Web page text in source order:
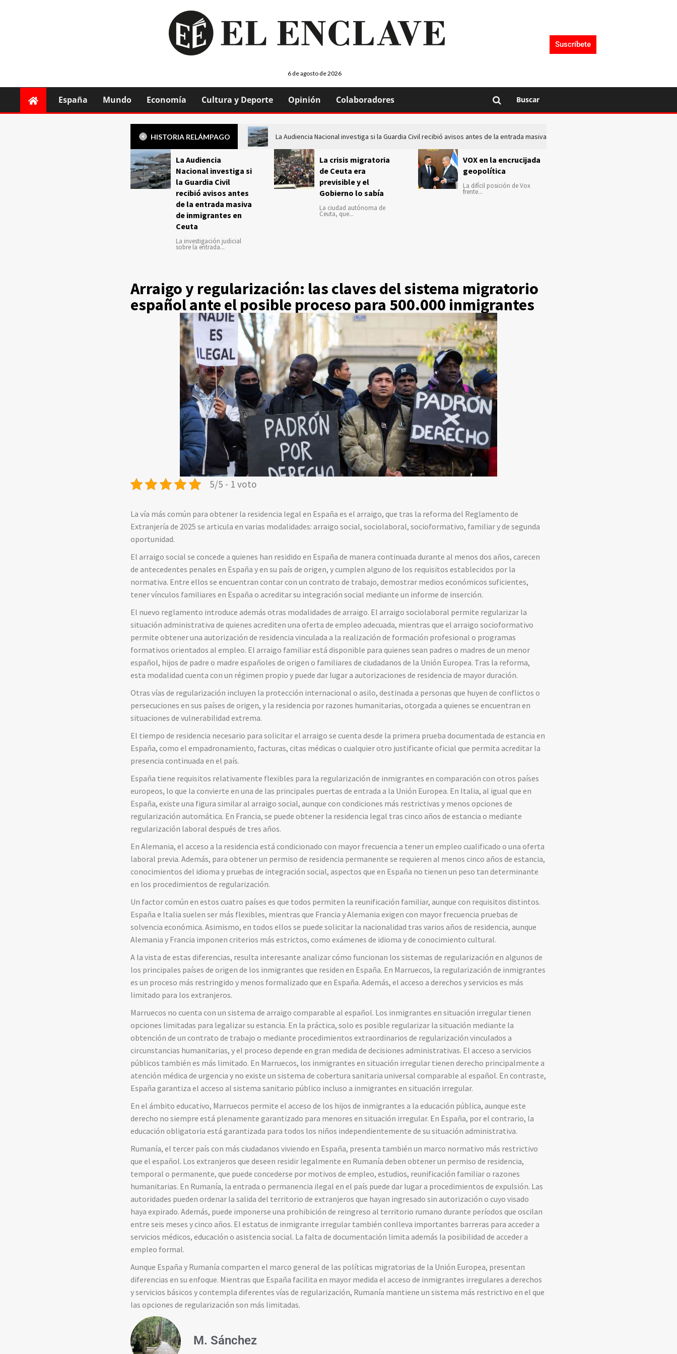
6 de agosto de 2026
Suscríbete
España Mundo Economía Cultura y Deporte Opinión Colaboradores Buscar
HISTORIA RELÁMPAGO La Audiencia Nacional investiga si la Guardia Civil recibió avisos antes de la entrada masiva de inmigrantes en Ceuta
La Audiencia
Nacional investiga si
la Guardia Civil
recibió avisos antes
de la entrada masiva
de inmigrantes en
Ceuta
La investigación judicial
sobre la entrada...
La crisis migratoria
de Ceuta era
previsible y el
Gobierno lo sabía
La ciudad autónoma de
Ceuta, que...
VOX en la encrucijada
geopolítica
La difícil posición de Vox
frente...
Arraigo y regularización: las claves del sistema migratorio
español ante el posible proceso para 500.000 inmigrantes
5/5 - 1 voto
Lavía máscomún paraobtener la residencia legalen Españaeselarraigo,que tras la reformadel Reglamentode
Extranjeríade 2025searticulaenvarias modalidades:arraigosocial,sociolaboral,socioformativo, familiarydesegunda
oportunidad.
Elarraigosocialseconcedeaquienes han resididoen Españade maneracontinuadaduranteal menosdosaños,carecen
deantecedentes penalesen Españayensu paísdeorigen,ycumplenalgunode los requisitosestablecidos por la
normativa. Entreellosseencuentrancontarconuncontratode trabajo,demostrar medioseconómicossuficientes,
tenervínculos familiaresen Españaoacreditarsu integraciónsocial medianteun informede inserción.
El nuevo reglamento introduceademásotras modalidadesdearraigo. Elarraigosociolaboral permite regularizar la
situaciónadministrativadequienesacreditenunaofertadeempleoadecuada, mientrasqueelarraigosocioformativo
permiteobtenerunaautorizaciónde residenciavinculadaa la realizaciónde formación profesionalo programas
formativosorientadosalempleo. Elarraigo familiarestádisponible paraquienessean padreso madresdeun menor
español, hijosde padreo madreespañolesdeorigeno familiaresdeciudadanosde la Unión Europea. Tras la reforma,
esta modalidadcuentaconun régimen propioy puededar lugaraautorizacionesde residenciade mayorduración.
Otrasvíasde regularización incluyen la protección internacionaloasilo,destinadaa personasque huyendeconflictoso
persecucionesensus paísesdeorigen,y la residencia por razones humanitarias,otorgadaaquienesseencuentranen
situacionesdevulnerabilidadextrema.
El tiempode residencia necesario parasolicitarelarraigosecuentadesde la primera pruebadocumentadadeestanciaen
España,comoelempadronamiento, facturas,citas médicasocualquierotro justificanteoficialque permitaacreditar la
presenciacontinuadaenel país.
España tiene requisitos relativamente flexibles para la regularizaciónde inmigrantesencomparaciónconotros países
europeos, loque laconvierteenunade las principales puertasdeentradaa la Unión Europea. En Italia,al igualqueen
España,existeuna figurasimilaralarraigosocial,aunqueconcondiciones más restrictivasy menosopcionesde
regularizaciónautomática. En Francia,se puedeobtener la residencia legal trascincoañosdeestanciao mediante
regularización laboraldespuésde tresaños.
EnAlemania,elaccesoa la residenciaestácondicionadocon mayor frecuenciaa tenerunempleocualificadoounaoferta
laboral previa.Además, paraobtenerun permisode residencia permanentese requierenal menoscincoañosdeestancia,
conocimientosdel idiomay pruebasde integraciónsocial,aspectosqueen España no tienenun peso tandeterminante
en los procedimientosde regularización.
Un factorcomúnenestoscuatro paísesesque todos permiten la reunificación familiar,aunquecon requisitosdistintos.
Españae Italiasuelenser más flexibles, mientrasque FranciayAlemaniaexigencon mayor frecuencia pruebasde
solvenciaeconómica.Asimismo,en todosellosse puedesolicitar la nacionalidad trasvariosañosde residencia,aunque
Alemaniay Francia imponencriterios másestrictos,comoexámenesde idiomaydeconocimientocultural.
A lavistadeestasdiferencias, resulta interesanteanalizarcómo funcionan lossistemasde regularizaciónenalgunosde
los principales paísesdeorigende los inmigrantesque residenen España. En Marruecos, la regularizaciónde inmigrantes
esun proceso más restringidoy menos formalizadoqueen España.Además,elaccesoaderechosyservicioses más
limitado para losextranjeros.
Marruecos nocuentaconunsistemadearraigocomparablealespañol. Los inmigrantesensituación irregular tienen
opciones limitadas para legalizarsuestancia. En la práctica,soloes posible regularizar lasituación mediante la
obtencióndeuncontratode trabajoo mediante procedimientosextraordinariosde regularizaciónvinculadosa
circunstancias humanitarias,yel procesodependeengran medidadedecisionesadministrativas. Elaccesoaservicios
públicos tambiénes más limitado. En Marruecos, los inmigrantesensituación irregular tienenderecho principalmentea
atención médicadeurgenciay noexisteunsistemadecoberturasanitariauniversalcomparablealespañol. Encontraste,
Españagarantizaelaccesoalsistemasanitario público inclusoa inmigrantesensituación irregular.
Enelámbitoeducativo, Marruecos permiteelaccesode los hijosde inmigrantesa laeducación pública,aunqueeste
derecho nosiempreestá plenamentegarantizado para menoresensituación irregular. En España, porelcontrario, la
educaciónobligatoriaestágarantizada para todos los niños independientementedesusituaciónadministrativa.
Rumanía,el tercer paíscon másciudadanosviviendoen España, presenta tambiénun marco normativo más restrictivo
queelespañol. Losextranjerosquedeseen residir legalmenteen Rumaníadebenobtenerun permisode residencia,
temporalo permanente,que puedeconcederse por motivosdeempleo,estudios, reunificación familiaro razones
humanitarias. En Rumanía, laentradao permanencia ilegalenel país puededar lugara procedimientosdeexpulsión. Las
autoridades puedenordenar lasalidadel territoriodeextranjerosque hayan ingresadosinautorizaciónocuyovisado
hayaexpirado.Además, puede imponerseuna prohibiciónde reingresoal territorio rumanodurante períodosqueoscilan
entreseis mesesycincoaños. Elestatusde inmigrante irregular tambiénconlleva importantes barreras paraaccedera
servicios médicos,educaciónoasistenciasocial. La faltadedocumentación limitaademás la posibilidaddeaccedera
empleo formal.
Aunque Españay Rumaníacompartenel marcogeneralde las políticas migratoriasde la Unión Europea, presentan
diferenciasensuenfoque. Mientrasque España facilitaen mayor medidaelaccesode inmigrantes irregularesaderechos
yservicios básicosycontempladiferentesvíasde regularización, Rumanía mantieneunsistema más restrictivoenelque
lasopcionesde regularizaciónson más limitadas.
M. Sánchez